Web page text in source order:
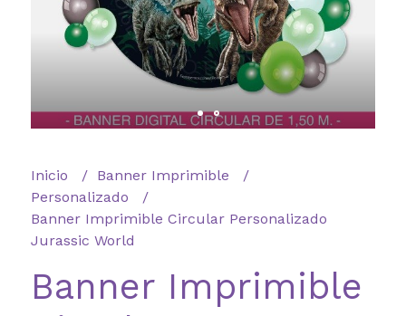
Inicio
Banner Imprimible
Personalizado
Banner Imprimible Circular Personalizado
Jurassic World
Banner Imprimible